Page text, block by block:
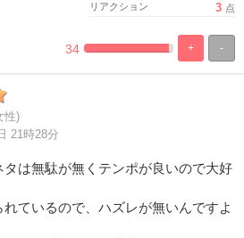
リアクション
3 点
-
+
%
100%
34
性)
21時28分
は無駄が無くテンポが良いので大好
ているので、ハズレが無いんですよ